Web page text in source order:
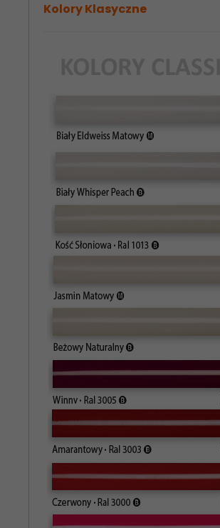
Kolory Klasyczne